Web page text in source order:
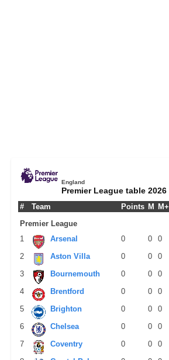
England
Premier League table 2026
# Team Points M M+
Premier League
1
Arsenal 0 0 0
2
Aston Villa 0 0 0
3
Bournemouth 0 0 0
4
Brentford 0 0 0
5
Brighton 0 0 0
6
Chelsea 0 0 0
7
Coventry 0 0 0